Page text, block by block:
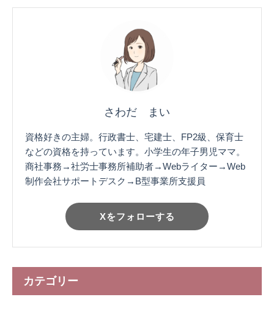
さわだ まい
資格好きの主婦。行政書士、宅建士、FP2級、保育士
などの資格を持っています。小学生の年子男児ママ。
商社事務→社労士事務所補助者→Webライター→Web
制作会社サポートデスク→B型事業所支援員
Xをフォローする
カテゴリー